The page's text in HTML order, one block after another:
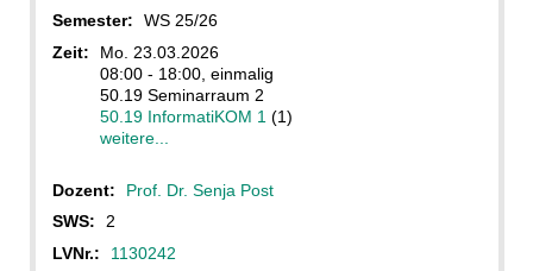
Semester:
WS 25/26
Zeit:
Mo. 23.03.2026
08:00 - 18:00, einmalig
50.19 Seminarraum 2
50.19 InformatiKOM 1 (1)
weitere...
Dozent:
Prof. Dr. Senja Post
SWS:
2
LVNr.:
1130242